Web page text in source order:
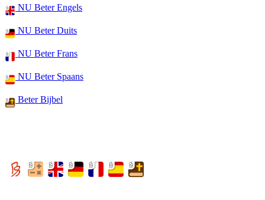
NU Beter Engels
NU Beter Duits
NU Beter Frans
NU Beter Spaans
Beter Bijbel